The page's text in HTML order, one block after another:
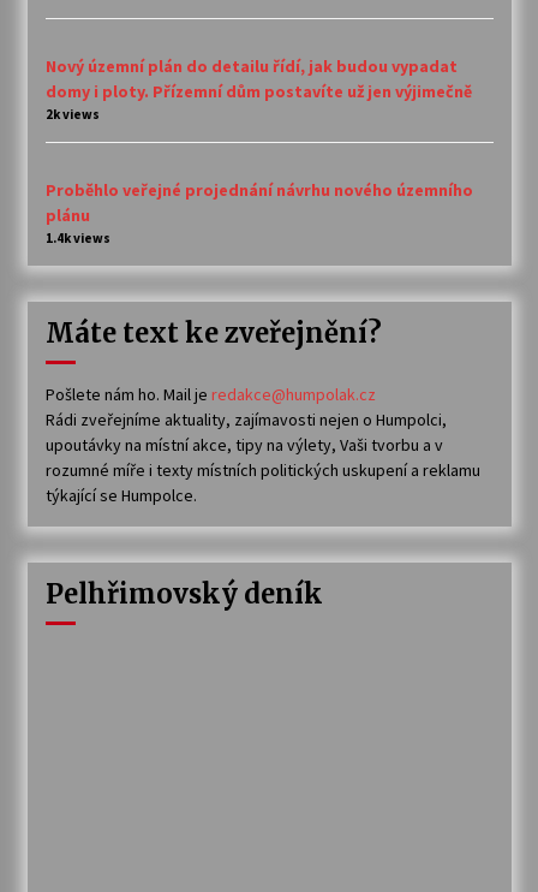
Nový územní plán do detailu řídí, jak budou vypadat
domy i ploty. Přízemní dům postavíte už jen výjimečně
2k views
Proběhlo veřejné projednání návrhu nového územního
plánu
1.4k views
Máte text ke zveřejnění?
Pošlete nám ho. Mail je redakce@humpolak.cz
Rádi zveřejníme aktuality, zajímavosti nejen o Humpolci,
upoutávky na místní akce, tipy na výlety, Vaši tvorbu a v
rozumné míře i texty místních politických uskupení a reklamu
týkající se Humpolce.
Pelhřimovský deník